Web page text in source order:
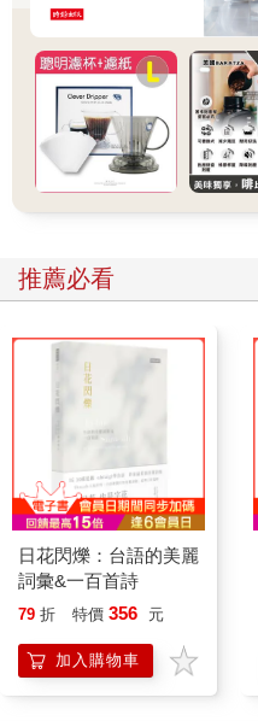
推薦必看
日花閃爍：台語的美麗
詞彙&一百首詩
79 折 特價 356 元
加入購物車